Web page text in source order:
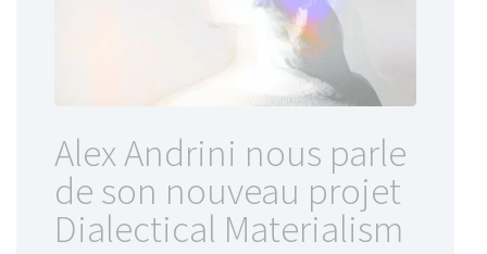
Alex Andrini nous parle
de son nouveau projet
Dialectical Materialism